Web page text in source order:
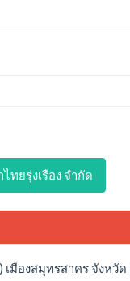
ยรุ่งเรือง จำกัด
มืองสมุทรสาคร จังหวั